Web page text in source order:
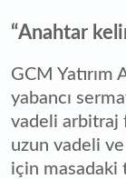
“Anahtar
GCM Yatırım
yabancı
vadeli arbitraj
uzun vadeli
için masadaki